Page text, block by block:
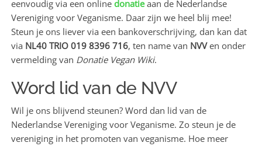
eenvoudig via een onlinedonatieaan de Nederlandse
Vereniging voor Veganisme. Daar zijn we heel blij mee!
Steun je ons liever via een bankoverschrijving, dan kan dat
via NL40 TRIO 019 8396 716, ten name van NVVen onder
vermelding van Donatie Vegan Wiki.
Word lid van de NVV
Wil je ons blijvend steunen? Word dan lid van de
Nederlandse Vereniging voor Veganisme. Zo steun je de
vereniging in het promoten van veganisme. Hoe meer